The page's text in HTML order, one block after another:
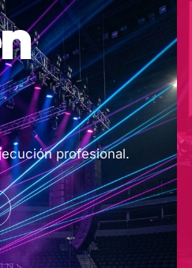
profesional.